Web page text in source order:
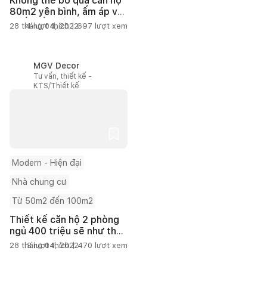
80m2 yên bình, ấm áp với
thiết kế Tropical
28 tháng 04, 2022
4 lượt thích | 697 lượt xem
MGV Decor
Tư vấn, thiết kế -
KTS/Thiết kế
Modern - Hiện đại
Nhà chung cư
Từ 50m2 đến 100m2
Thiết kế căn hộ 2 phòng
ngủ 400 triệu sẽ như thế
nào?
28 tháng 04, 2022
3 lượt thích | 470 lượt xem